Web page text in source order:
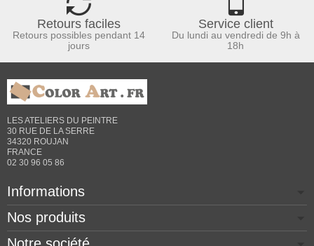
Retours faciles
Retours possibles pendant 14
jours
Service client
Du lundi au vendredi de 9h à
18h
LES ATELIERS DU PEINTRE
30 RUE DE LA SERRE
34320 ROUJAN
FRANCE
02 30 96 05 86
Informations
Nos produits